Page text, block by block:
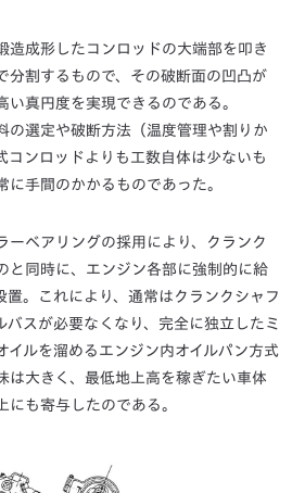
造成形したコンロッドの大端部を叩き
分割するもので、その破断面の凹凸が
い真円度を実現できるのである。
の選定や破断方法（温度管理や割りか
コンロッドよりも工数自体は少ないも
に手間のかかるものであった。
ーベアリングの採用により、クランク
と同時に、エンジン各部に強制的に給
置。これにより、通常はクランクシャフ
バスが必要なくなり、完全に独立したミ
イルを溜めるエンジン内オイルパン方式
は大きく、最低地上高を稼ぎたい車体
にも寄与したのである。